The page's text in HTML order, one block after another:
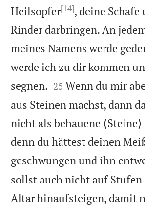
Heilsopfer[14], deine Schafe
Rinder darbringen. An
meines Namens werde
werde ich zu dir kommen
segnen. 

25 Wenn du mir
aus Steinen machst, dann
nicht als behauene
denn du hättest deinen
geschwungen und ihn
sollst auch nicht auf
Altar hinaufsteigen, damit